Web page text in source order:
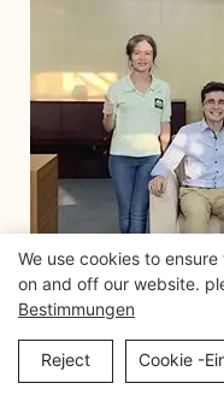
We use cookies to
on and off our website.
Bestimmungen
Reject Cookie -